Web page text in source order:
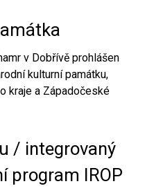
v Dobřívě prohlášen
kulturní památku,
kraje a Západočeské
/ integrovaný
program IROP